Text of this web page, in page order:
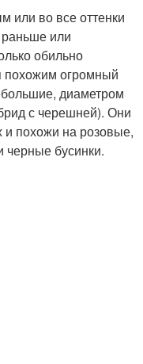
или во все оттенки
или
обильно
похожим огромный
диаметром
с черешней). Они
и похожи на розовые,
черные бусинки.